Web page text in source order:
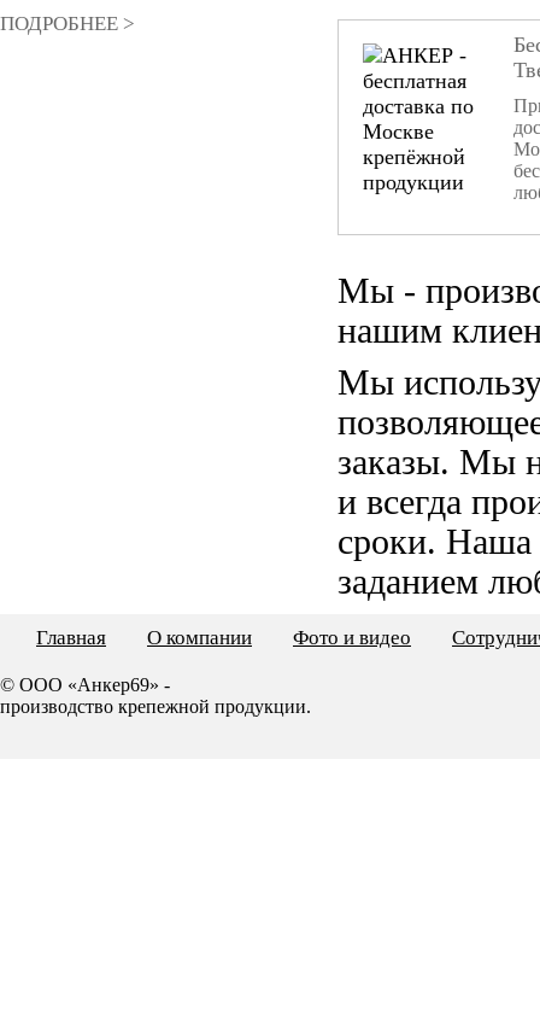
Мы -
нашим
Мы
заказы. Мы
и всегда
сроки. Наша
заданием
ПОДРОБНЕЕ >
Главная О компании Фото и видео
© ООО «Анкер69» -
производство крепежной продукции.